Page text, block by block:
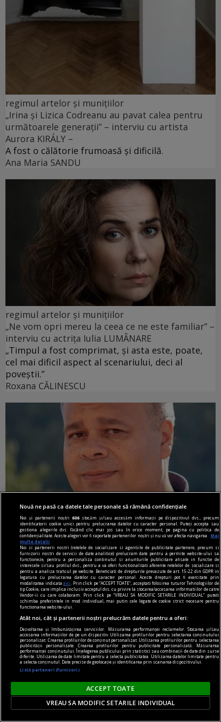
regimul artelor și munițiilor
„Irina și Lizica Codreanu au pavat calea pentru
următoarele generații” – interviu cu artista
Aurora KIRÁLY –
A fost o călătorie frumoasă și dificilă.
Ana Maria SANDU
regimul artelor şi muniţiilor
„Ne vom opri mereu la ceea ce ne este familiar” –
interviu cu actrița Iulia LUMÂNARE
„Timpul a fost comprimat, și asta este, poate,
cel mai dificil aspect al scenariului, deci al
poveștii.”
Roxana CĂLINESCU
regimul artelor și munițiilor
„Scriu ce văd în jurul meu, ca și cum aș fi în
mijlocul acțiunii, dar invizibil“ – interviu cu Iulian
POPA
„Un chimist, un om cu educație științifică, dar
care are o abordare total neștiințifică, bazată pe
percepții senzoriale.”
Cristina Ștefan
Nouă ne pasă ca datele tale personale să rămână confidențiale
Noi și partenerii noștri606 stocăm și/sau accesăm informații pe dispozitivul dvs., precum
identificatorii cookie unici pentru prelucrarea datelor cu caracter personal. Puteți accepta sau
gestiona alegerile dvs. făcând clic mai jos sau în orice moment, pe pagina cu politica de
confidențialitate. Aceste alegeri vor fi raportate partenerilor noștri și nu vă vor afecta navigarea.
Mai
multe detalii
Noi si partenerii nostri (retelele de socializare si agentiile de publicitate partenere, precum si
furnizorii nostri de servicii de date analitice) prelucram date pentru a permite website-ului sa
functioneze, pentru a personaliza continutul si anunturile publicitare afisate in functie de
interesele si/sau profilul dvs., pentru a va oferi functionalitati aferente retelelor de socializare si
pentru a analiza traficul pe website. Beneficiati de drepturile prevazute de art. 15-22 din GDPR in
legatura cu prelucrarea datelor cu caracter personal. Aceste drepturi pot fi exercitate prin
modalitatea indicataaici
. Prin click pe “ACCEPT TOATE”, acceptati folosirea tuturor Tehnologiilor de
tip Cookie, care implica inclusiv acceptul dvs. cu privire la stocarea/accesarea informatiilor de catre
Vendor-ii cu care colaboram. Prin click pe “VREAU SA MODIFIC SETARILE INDIVIDUAL” puteti
schimba preferintele in mod individual, mai putin cele legate de cookie strict necesare pentru
functionarea website-ului.
Atât noi, cât și partenerii noștri prelucrăm datele pentru a oferi:
Dezvoltarea și îmbunătățirea serviciilor. Măsurarea performanței reclamelor. Stocarea și/sau
accesarea informațiilor de pe un dispozitiv. Utilizarea profilurilor pentru selectarea conținutului
personalizat. Crearea profilurilor de conținut personalizat. Utilizarea profilurilor pentru selectarea
publicității personalizate. Crearea profilurilor pentru publicitate personalizată. Măsurarea
performanței conținutului. Înțelegerea publicului prin statistici sau combinații de date din surse
diferite. Utilizarea de date limitate pentru a selecta publicitatea. Utilizarea datelor limitate pentru
a selecta conținutul. Date precise de geolocație și identificarea prin scanarea dispozitivului.
Listă parteneri (furnizori)
ACCEPT TOATE
VREAU SA MODIFIC SETARILE INDIVIDUAL